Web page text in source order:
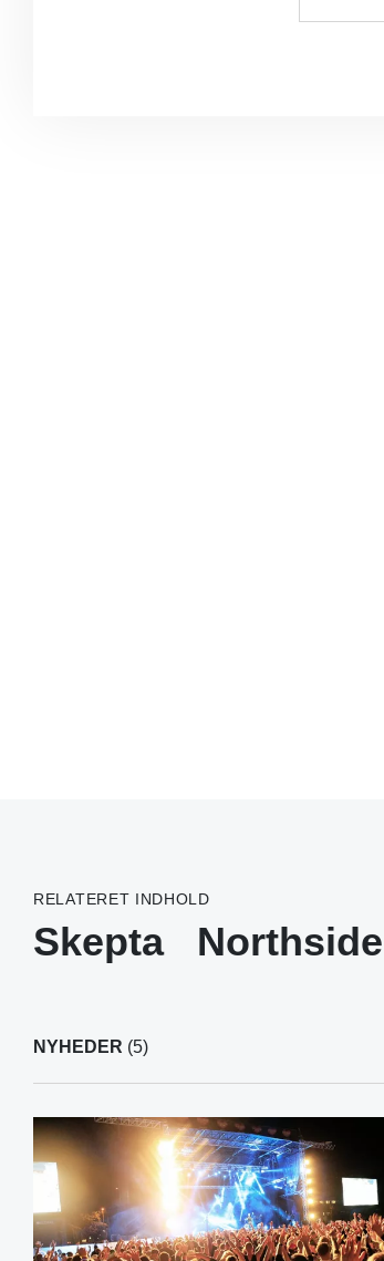
RELATERET INDHOLD
Skepta Northside
NYHEDER (5)